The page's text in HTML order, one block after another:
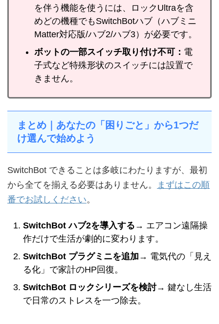
を伴う機能を使うには、ロックUltraを含
めどの機種でもSwitchBotハブ（ハブミニ
Matter対応版/ハブ2/ハブ3）が必要です。
ボットの一部スイッチ取り付け不可： 電
子式など特殊形状のスイッチには設置で
きません。
まとめ｜あなたの「困りごと」から1つだ
け選んで始めよう
SwitchBot できることは多岐にわたりますが、最初
から全てを揃える必要はありません。
まずはこの順
番でお試しください。
SwitchBot ハブ2を導入する → エアコン遠隔操
作だけで生活が劇的に変わります。
SwitchBot プラグミニを追加 → 電気代の「見え
る化」で家計のHP回復。
SwitchBot ロックシリーズを検討→ 鍵なし生活
で日常のストレスを一つ除去。